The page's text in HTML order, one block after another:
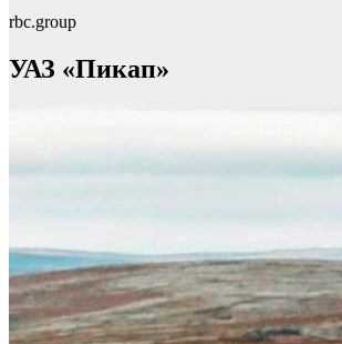
rbc.group
УАЗ «Пикап»